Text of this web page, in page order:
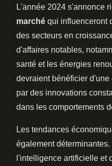
L'année 2024 s'annonce
marché qui influenceront
des secteurs en
d'affaires notables,
santé et les énergies
devraient bénéficier
par des innovations
dans les comportements
Les tendances
également
l'intelligence artificielle et